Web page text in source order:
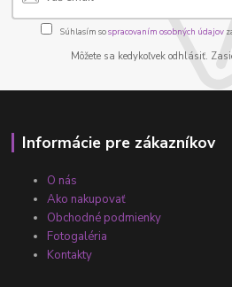
Súhlasím sospracovaním osobných údajov
Môžete sa kedykoľvek odhlásiť.
Informácie pre zákazníkov
O nás
Ako nakupovať
Obchodné podmienky
Fotogaléria
Kontakty